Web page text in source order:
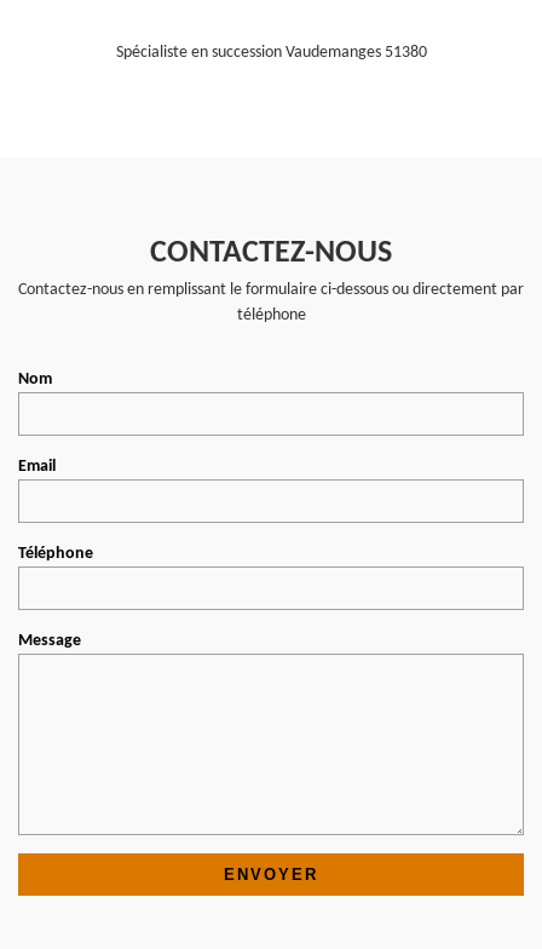
Spécialiste en succession Vaudemanges 51380
CONTACTEZ-NOUS
Contactez-nous en remplissant le formulaire ci-dessous ou directement par
téléphone
Nom
Email
Téléphone
Message